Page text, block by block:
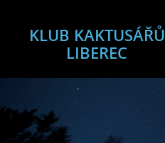
KLUB KAKTUSÁŘŮ
LIBEREC